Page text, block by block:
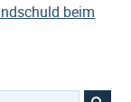
beim